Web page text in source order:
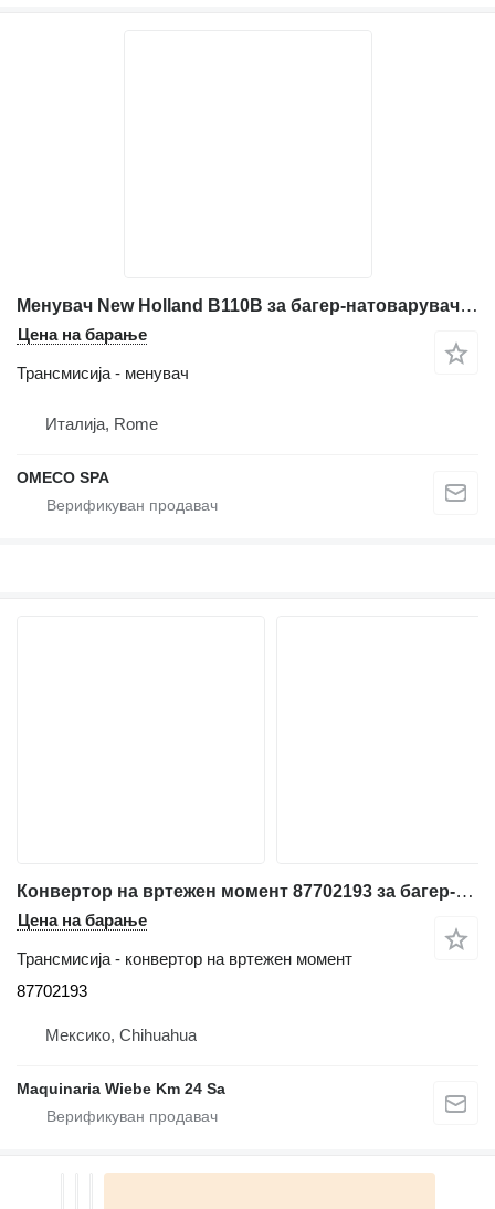
Менувач New Holland B110B за багер-натоварувач New Holland B110B
Цена на барање
Трансмисија - менувач
Италија, Rome
OMECO SPA
Конвертор на вртежен момент 87702193 за багер-натоварувач New Holland B110C
Цена на барање
Трансмисија - конвертор на вртежен момент
87702193
Мексико, Chihuahua
Maquinaria Wiebe Km 24 Sa